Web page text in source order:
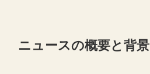
ニュースの概要と背景